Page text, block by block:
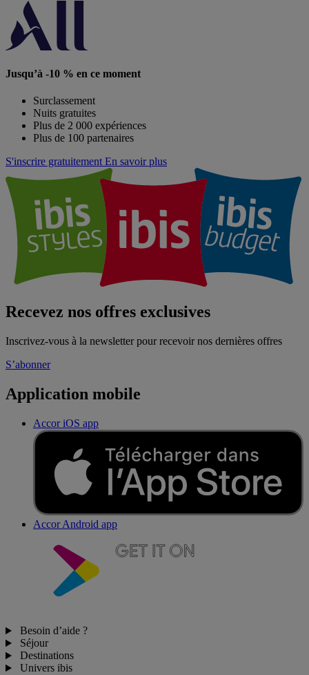
Jusqu’à -10 % en ce moment
Surclassement
Nuits gratuites
Plus de 2 000 expériences
Plus de 100 partenaires
S'inscrire gratuitement En savoir plus
Recevez nos offres exclusives
Inscrivez-vous à la newsletter pour recevoir nos dernières offres
S’abonner
Application mobile
Accor iOS app
Accor Android app
Besoin d’aide ?
Séjour
Destinations
Univers ibis